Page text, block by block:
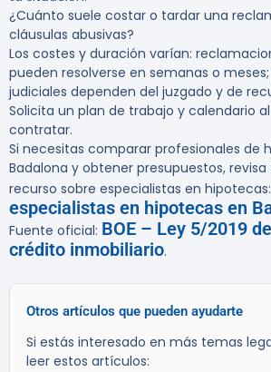
¿Cuánto suele costar o tardar una
cláusulas abusivas?
Los costes y duración varían:
pueden resolverse en semanas o
judiciales dependen del juzgado y de
Solicita un plan de trabajo y calendario
contratar.
Si necesitas comparar profesionales de
Badalona y obtener presupuestos,
recurso sobre especialistas en hipotecas:
especialistas en hipotecas en
Fuente oficial: BOE – Ley 5/2019
crédito inmobiliario.
Otros artículos que pueden ayudarte
Si estás interesado en más temas
leer estos artículos: